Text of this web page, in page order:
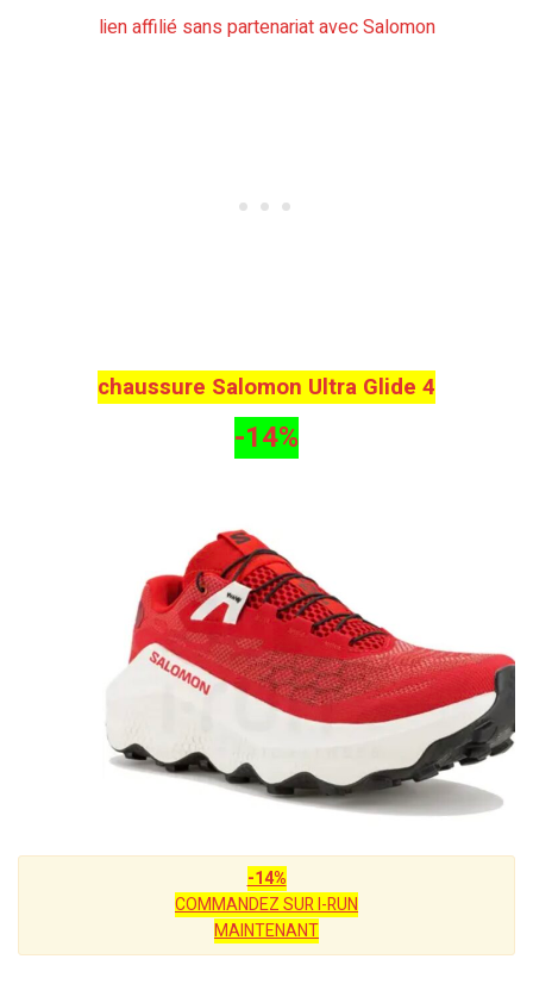
lien affilié sans partenariat avec Salomon
chaussure Salomon Ultra Glide 4
-14%
-14%
COMMANDEZ SUR I-RUN
MAINTENANT